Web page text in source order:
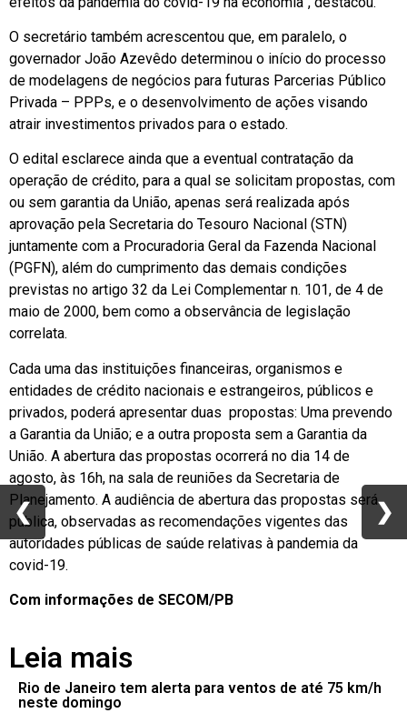
O secretário também acrescentou que, em paralelo, o
governador João Azevêdo determinou o início do processo
de modelagens de negócios para futuras Parcerias Público
Privada – PPPs, e o desenvolvimento de ações visando
atrair investimentos privados para o estado.
O edital esclarece ainda que a eventual contratação da
operação de crédito, para a qual se solicitam propostas, com
ou sem garantia da União, apenas será realizada após
aprovação pela Secretaria do Tesouro Nacional (STN)
juntamente com a Procuradoria Geral da Fazenda Nacional
(PGFN), além do cumprimento das demais condições
previstas no artigo 32 da Lei Complementar n. 101, de 4 de
maio de 2000, bem como a observância de legislação
correlata.
Cada uma das instituições financeiras, organismos e
entidades de crédito nacionais e estrangeiros, públicos e
privados, poderá apresentar duas propostas: Uma prevendo
a Garantia da União; e a outra proposta sem a Garantia da
União. A abertura das propostas ocorrerá no dia 14 de
agosto, às 16h, na sala de reuniões da Secretaria de
Planejamento. A audiência de abertura das propostas será
pública, observadas as recomendações vigentes das
autoridades públicas de saúde relativas à pandemia da
covid-19.
Com informações de SECOM/PB
Leia mais
Rio de Janeiro tem alerta para ventos de até 75 km/h
neste domingo
❮ ❯
❮ ❯